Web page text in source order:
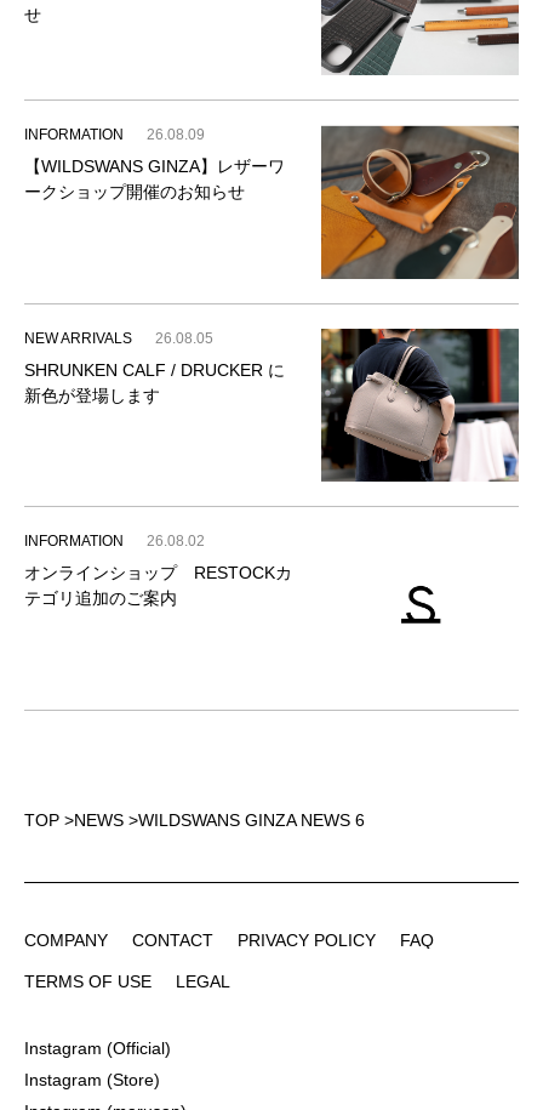
せ
INFORMATION 26.08.09
【WILDSWANS GINZA】レザーワ
ークショップ開催のお知らせ
NEW ARRIVALS 26.08.05
SHRUNKEN CALF / DRUCKER に
新色が登場します
INFORMATION 26.08.02
オンラインショップ RESTOCKカ
テゴリ追加のご案内
TOP >NEWS >WILDSWANS GINZA NEWS 6
COMPANY
CONTACT
PRIVACY POLICY
FAQ
TERMS OF USE
LEGAL
Instagram (Official)
Instagram (Store)